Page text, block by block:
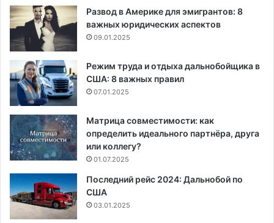
Развод в Америке для эмигрантов: 8
важных юридических аспектов
09.01.2025
Режим труда и отдыха дальнобойщика в
США: 8 важных правил
07.01.2025
Матрица совместимости: как
определить идеального партнёра, друга
или коллегу?
01.07.2025
Последний рейс 2024: Дальнобой по
США
03.01.2025